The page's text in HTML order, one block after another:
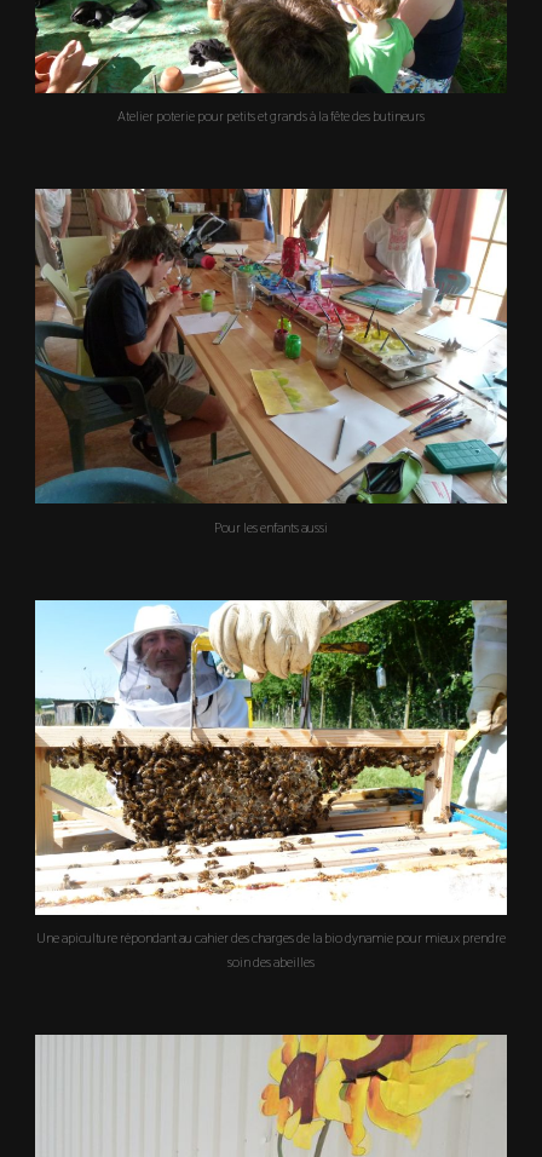
Atelier poterie pour petits et grands à la fête des butineurs
Pour les enfants aussi
Une apiculture répondant au cahier des charges de la bio dynamie pour mieux prendre
soin des abeilles